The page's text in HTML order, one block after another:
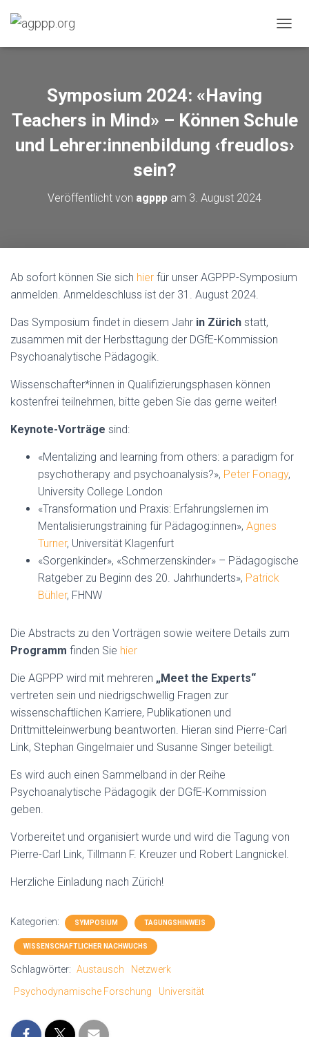
A
T
I
N
N
Symposium 2024: «Having
Teachers in Mind» – Können Schule
und Lehrer:innenbildung ‹freudlos›
sein?
Veröffentlicht von agppp am 3. August 2024
Ab sofort können Sie sich hier für unser AGPPP-Symposium
anmelden. Anmeldeschluss ist der 31. August 2024.
Das Symposium findet in diesem Jahr in Zürich statt,
zusammen mit der Herbsttagung der DGfE-Kommission
Psychoanalytische Pädagogik.
Wissenschafter*innen in Qualifizierungsphasen können
kostenfrei teilnehmen, bitte geben Sie das gerne weiter!
Keynote-Vorträge sind:
«Mentalizing and learning from others: a paradigm for
psychotherapy and psychoanalysis?», Peter Fonagy,
University College London
«Transformation und Praxis: Erfahrungslernen im
Mentalisierungstraining für Pädagog:innen», Agnes
Turner, Universität Klagenfurt
«Sorgenkinder», «Schmerzenskinder» – Pädagogische
Ratgeber zu Beginn des 20. Jahrhunderts», Patrick
Bühler, FHNW
Die Abstracts zu den Vorträgen sowie weitere Details zum
Programm finden Sie hier
Die AGPPP wird mit mehreren „Meet the Experts“
vertreten sein und niedrigschwellig Fragen zur
wissenschaftlichen Karriere, Publikationen und
Drittmitteleinwerbung beantworten. Hieran sind Pierre-Carl
Link, Stephan Gingelmaier und Susanne Singer beteiligt.
Es wird auch einen Sammelband in der Reihe
Psychoanalytische Pädagogik der DGfE-Kommission
geben.
Vorbereitet und organisiert wurde und wird die Tagung von
Pierre-Carl Link, Tillmann F. Kreuzer und Robert Langnickel.
Herzliche Einladung nach Zürich!
Kategorien: SYMPOSIUM TAGUNGSHINWEIS
WISSENSCHAFTLICHER NACHWUCHS
Schlagwörter: Austausch
Netzwerk
Psychodynamische Forschung
Universität